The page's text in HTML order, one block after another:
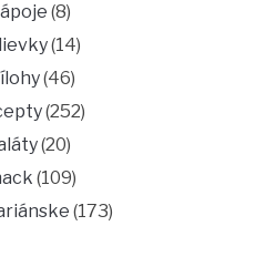
(8)
(14)
(46)
(252)
(20)
(109)
(173)